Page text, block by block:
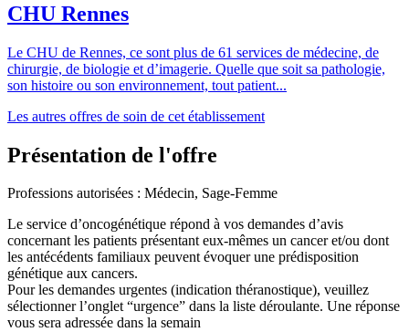
CHU Rennes
Le CHU de Rennes, ce sont plus de 61 services de médecine, de
chirurgie, de biologie et d’imagerie. Quelle que soit sa pathologie,
son histoire ou son environnement, tout patient...
Les autres offres de soin de cet établissement
Présentation de l'offre
Professions autorisées : Médecin, Sage-Femme
Le service d’oncogénétique répond à vos demandes d’avis
concernant les patients présentant eux-mêmes un cancer et/ou dont
les antécédents familiaux peuvent évoquer une prédisposition
génétique aux cancers.
Pour les demandes urgentes (indication théranostique), veuillez
sélectionner l’onglet “urgence” dans la liste déroulante. Une réponse
vous sera adressée dans la semain